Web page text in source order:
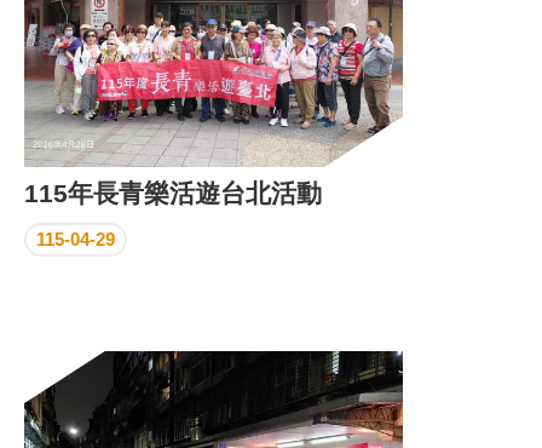
115年長青樂活遊台北活動
115-04-29